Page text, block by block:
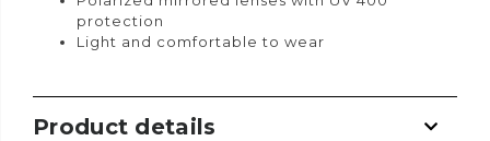
protection
Light and comfortable to wear
Product details